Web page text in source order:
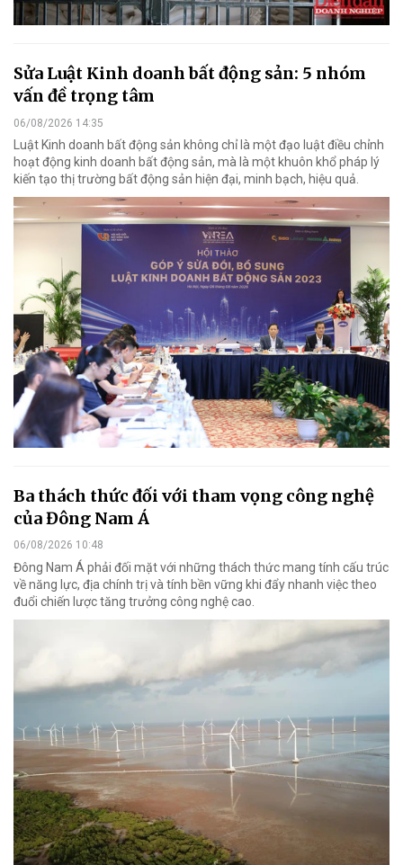
Sửa Luật Kinh doanh bất động sản: 5 nhóm
vấn đề trọng tâm
06/08/2026 14:35
Luật Kinh doanh bất động sản không chỉ là một đạo luật điều chỉnh
hoạt động kinh doanh bất động sản, mà là một khuôn khổ pháp lý
kiến tạo thị trường bất động sản hiện đại, minh bạch, hiệu quả.
Ba thách thức đối với tham vọng công nghệ
của Đông Nam Á
06/08/2026 10:48
Đông Nam Á phải đối mặt với những thách thức mang tính cấu trúc
về năng lực, địa chính trị và tính bền vững khi đẩy nhanh việc theo
đuổi chiến lược tăng trưởng công nghệ cao.